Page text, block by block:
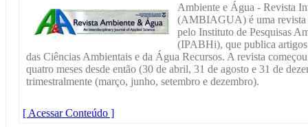
Ambiente e Água - Revista
(AMBIAGUA) é uma revista
pelo Instituto de Pesquisas
(IPABHi), que publica
das Ciências Ambientais e da Água Recursos. A revista
quatro meses desde então (30 de abril, 31 de agosto e 31 de
trimestralmente (março, junho, setembro e dezembro).
[ Acessar Conteúdo ]